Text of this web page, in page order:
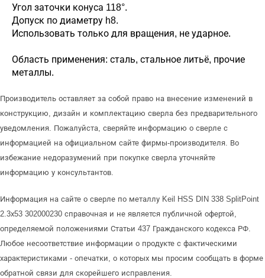
Угол заточки конуса 118°.
Допуск по диаметру h8.
Использовать только для вращения, не ударное.
Область применения: сталь, стальное литьё, прочие
металлы.
Производитель оставляет за собой право на внесение изменений в
конструкцию, дизайн и комплектацию сверла без предварительного
уведомления. Пожалуйста, сверяйте информацию о сверле с
информацией на официальном сайте фирмы-производителя. Во
избежание недоразумений при покупке сверла уточняйте
информацию у консультантов.
Информация на сайте о сверле по металлу Keil HSS DIN 338 SplitPoint
2.3х53 302000230 справочная и не является публичной офертой,
определяемой положениями Статьи 437 Гражданского кодекса РФ.
Любое несоответствие информации о продукте с фактическими
характеристиками - опечатки, о которых мы просим сообщать в форме
обратной связи для скорейшего исправления.